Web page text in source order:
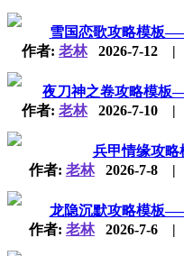
雪国恋歌攻略模板
作者: 老林2026-7-12 |
夜刀神之卷攻略模
作者: 老林2026-7-10 |
兵甲情缘攻
作者: 老林2026-7-8 |
龙隐沉默攻略模板
作者: 老林2026-7-6 |